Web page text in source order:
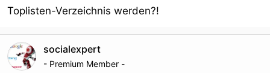
Toplisten-Verzeichnis werden?!
socialexpert
- Premium Member -